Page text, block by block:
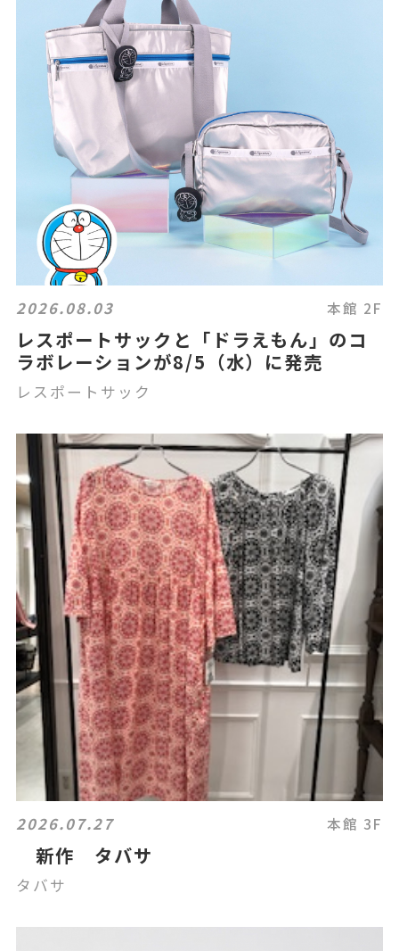
2026.08.03 本館 2F
レスポートサックと「ドラえもん」のコ
ラボレーションが8/5（水）に発売
レスポートサック
2026.07.27 本館 3F
新作 タバサ
タバサ